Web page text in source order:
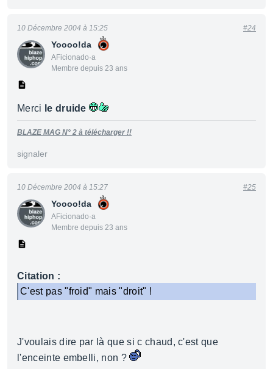
Yoooo!da
AFicionado·a
Membre depuis 23 ans
10 Décembre 2004 à 15:25 #24
Merci le druide
BLAZE MAG N° 2 à télécharger !!
signaler
Yoooo!da
AFicionado·a
Membre depuis 23 ans
10 Décembre 2004 à 15:27 #25
Citation :
C'est pas "froid" mais "droit" !
J'voulais dire par là que si c chaud, c'est que
l'enceinte embelli, non ?